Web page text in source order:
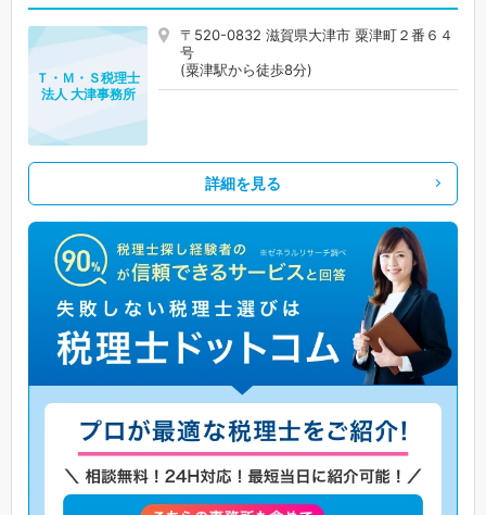
〒520-0832 滋賀県大津市 粟津町２番６４
号
(粟津駅から徒歩8分)
Ｔ・Ｍ・Ｓ税理士
法人 大津事務所
詳細を見る